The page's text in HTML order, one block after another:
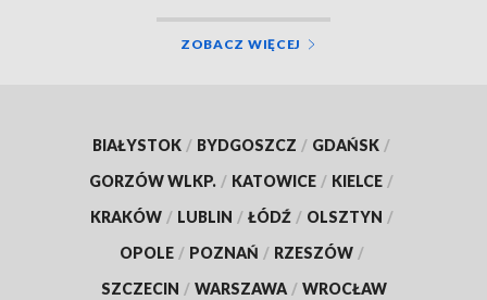
ZOBACZ WIĘCEJ
BIAŁYSTOK / BYDGOSZCZ / GDAŃSK /
GORZÓW WLKP. / KATOWICE / KIELCE /
KRAKÓW / LUBLIN / ŁÓDŹ / OLSZTYN /
OPOLE / POZNAŃ / RZESZÓW /
SZCZECIN / WARSZAWA / WROCŁAW